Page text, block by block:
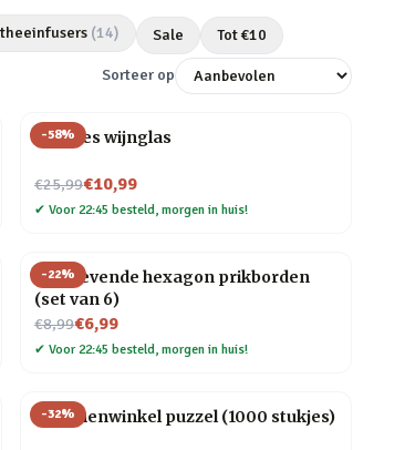
theeinfusers (14) Sale Tot €10
Sorteer op
-58%
Wijnfles wijnglas
€25,99
Nu voor€10,99
✔ Voor 22:45 besteld, morgen in huis!
-22%
Zelfklevende hexagon prikborden
(set van 6)
€8,99
Nu voor€6,99
✔ Voor 22:45 besteld, morgen in huis!
-32%
Bloemenwinkel puzzel (1000 stukjes)